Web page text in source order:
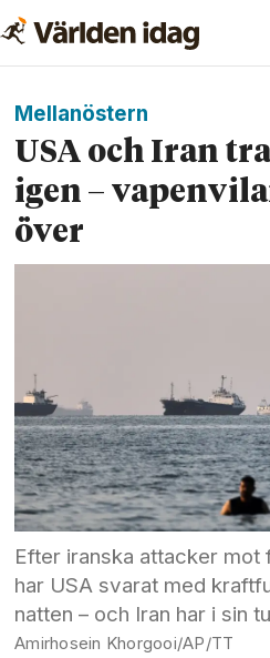
Mellanöstern
USA och Iran
igen –
över
Efter iranska attacker
har USA svarat med
natten – och Iran har i sin
Amirhosein Khorgooi/AP/TT